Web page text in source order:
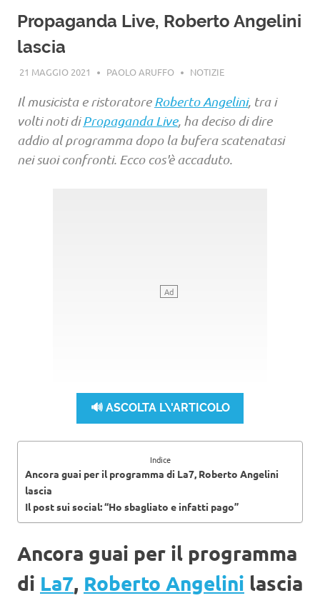
Propaganda Live, Roberto Angelini
lascia
21 MAGGIO 2021 PAOLO ARUFFO NOTIZIE
Il musicista e ristoratoreRoberto Angelini, tra i
volti noti diPropaganda Live, ha deciso di dire
addio al programma dopo la bufera scatenatasi
nei suoi confronti. Ecco cos'è accaduto.
🔊 ASCOLTA L\'ARTICOLO
Indice
Ancora guai per il programma di La7, Roberto Angelini
lascia
Il post sui social: “Ho sbagliato e infatti pago”
Ancora guai per il programma
di La7, Roberto Angelini lascia